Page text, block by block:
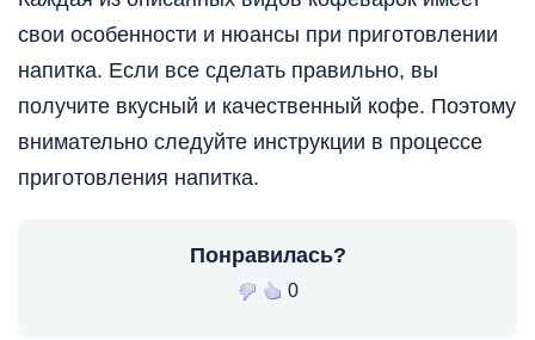
свои особенности и нюансы при приготовлении
напитка. Если все сделать правильно, вы
получите вкусный и качественный кофе. Поэтому
внимательно следуйте инструкции в процессе
приготовления напитка.
Понравилась?
0